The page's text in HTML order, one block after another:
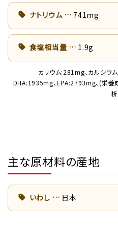
ナトリウム 741mg
食塩相当量 1.9g
カリウム:281mg、カルシウ
DHA:1935mg、EPA:2793mg、(栄養
主な原材料の産地
いわし 日本